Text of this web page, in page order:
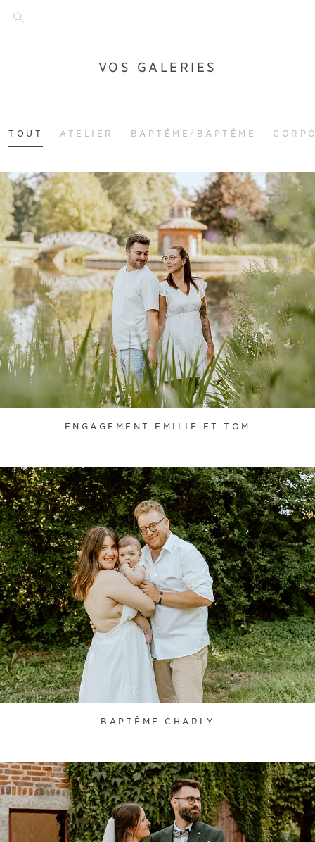
VOS GALERIES
TOUT ATELIER BAPTÊME/BAPTÊME
ENGAGEMENT EMILIE ET TOM
BAPTÊME CHARLY